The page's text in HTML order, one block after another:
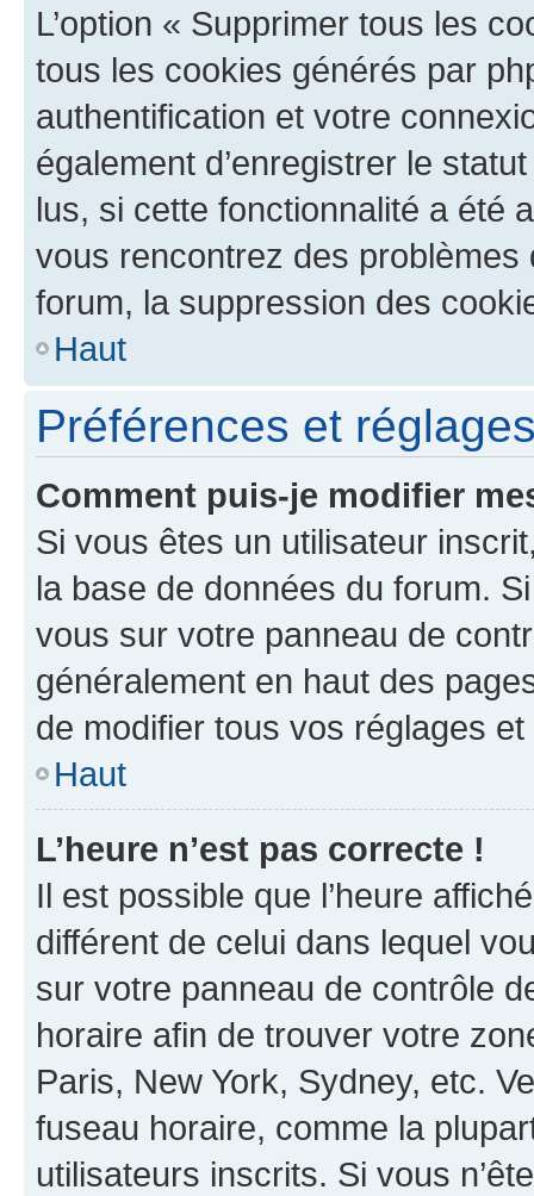
L’option « Supprimer tous les
tous les cookies générés par
authentification et votre
également d’enregistrer le
lus, si cette fonctionnalité a été
vous rencontrez des
forum, la suppression des
Haut
Préférences et
Comment puis-je modifier
Si vous êtes un utilisateur
la base de données du forum.
vous sur votre panneau de
généralement en haut des
de modifier tous vos réglages
Haut
L’heure n’est pas correcte !
Il est possible que l’heure
différent de celui dans lequel
sur votre panneau de contrôle
horaire afin de trouver votre
Paris, New York, Sydney, etc.
fuseau horaire, comme la
utilisateurs inscrits. Si vous